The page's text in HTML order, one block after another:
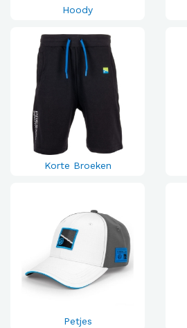
Hoody
Korte Broeken
Petjes